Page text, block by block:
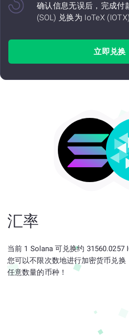
确认信息无误后，完成付
(SOL) 兑换为 IoTeX (IOTX)
立即兑换
汇率
当前 1 Solana 可兑换约 31560.0257
您可以不限次数地进行加密货币兑换
任意数量的币种！